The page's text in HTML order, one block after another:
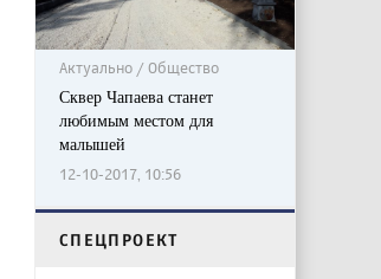
Актуально / Общество
Сквер Чапаева станет
любимым местом для
малышей
12-10-2017, 10:56
CПЕЦПРОЕКТ